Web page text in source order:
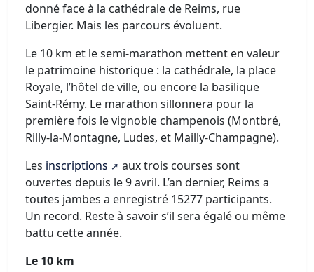
donné face à la cathédrale de Reims, rue
Libergier. Mais les parcours évoluent.
Le 10 km et le semi-marathon mettent en valeur
le patrimoine historique : la cathédrale, la place
Royale, l’hôtel de ville, ou encore la basilique
Saint-Rémy. Le marathon sillonnera pour la
première fois le vignoble champenois (Montbré,
Rilly-la-Montagne, Ludes, et Mailly-Champagne).
Les inscriptions
aux trois courses sont
ouvertes depuis le 9 avril. L’an dernier, Reims a
toutes jambes a enregistré 15277 participants.
Un record. Reste à savoir s’il sera égalé ou même
battu cette année.
Le 10 km